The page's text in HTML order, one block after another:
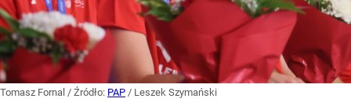
Tomasz Fornal / Źródło: PAP / Leszek Szymański